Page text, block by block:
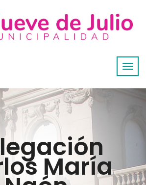
María